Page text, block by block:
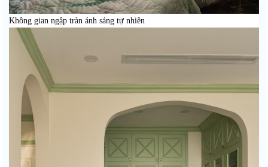
Không gian ngập tràn ánh sáng tự nhiên